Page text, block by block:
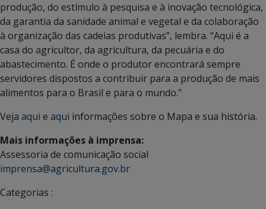
produção, do estímulo à pesquisa e à inovação tecnológica,
da garantia da sanidade animal e vegetal e da colaboração
à organização das cadeias produtivas”, lembra. “Aqui é a
casa do agricultor, da agricultura, da pecuária e do
abastecimento. É onde o produtor encontrará sempre
servidores dispostos a contribuir para a produção de mais
alimentos para o Brasil e para o mundo.”
Veja aqui e aqui informações sobre o Mapa e sua história.
Mais informações à imprensa:
Assessoria de comunicação social
imprensa@agricultura.gov.br
Categorias :